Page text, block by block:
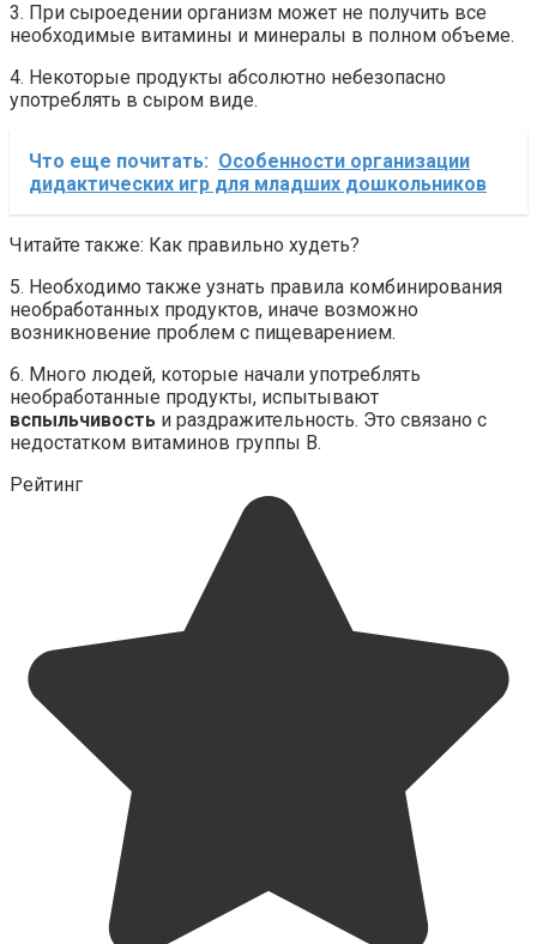
3. При сыроедении организм может не получить все
необходимые витамины и минералы в полном объеме.
4. Некоторые продукты абсолютно небезопасно
употреблять в сыром виде.
Что еще почитать: Особенности организации
дидактических игр для младших дошкольников
Читайте также: Как правильно худеть?
5. Необходимо также узнать правила комбинирования
необработанных продуктов, иначе возможно
возникновение проблем с пищеварением.
6. Много людей, которые начали употреблять
необработанные продукты, испытывают
вспыльчивость и раздражительность. Это связано с
недостатком витаминов группы В.
Рейтинг